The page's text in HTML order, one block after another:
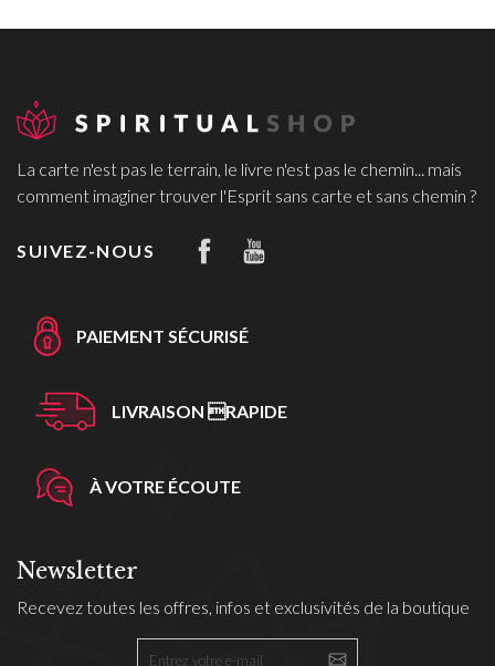
La carte n'est pas le terrain, le livre n'est pas le chemin... mais
comment imaginer trouver l'Esprit sans carte et sans chemin ?
SUIVEZ-NOUS
PAIEMENT SÉCURISÉ
LIVRAISON RAPIDE
À VOTRE ÉCOUTE
Newsletter
Recevez toutes les offres, infos et exclusivités de la boutique